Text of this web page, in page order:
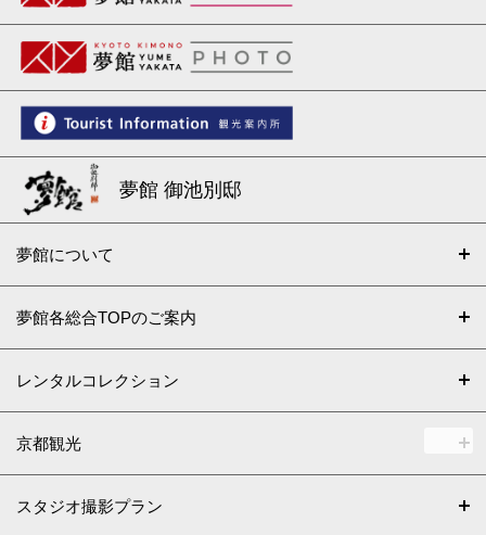
夢館 御池別邸
夢館について
夢館各総合TOPのご案内
レンタルコレクション
京都観光
スタジオ撮影プラン